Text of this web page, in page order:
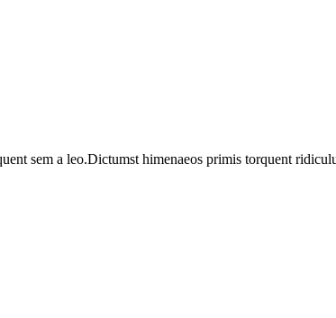
sem a leo.Dictumst himenaeos primis torquent